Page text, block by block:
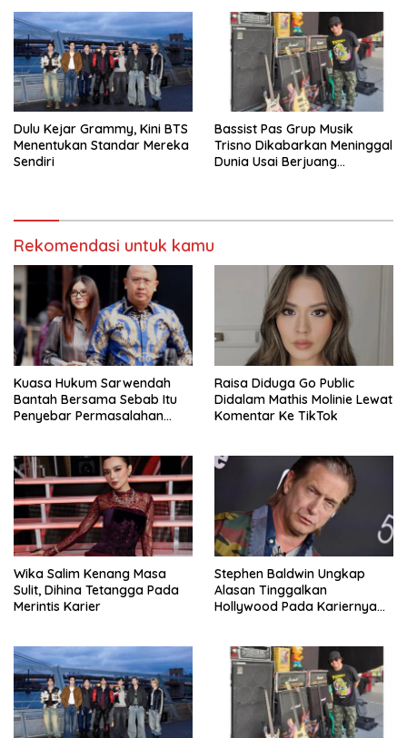
Dulu Kejar Grammy, Kini BTS
Menentukan Standar Mereka
Sendiri
Bassist Pas Grup Musik
Trisno Dikabarkan Meninggal
Dunia Usai Berjuang
Rekomendasi untuk kamu
Kuasa Hukum Sarwendah
Bantah Bersama Sebab Itu
Penyebar Permasalahan
Raisa Diduga Go Public
Didalam Mathis Molinie Lewat
Komentar Ke TikTok
Wika Salim Kenang Masa
Sulit, Dihina Tetangga Pada
Merintis Karier
Stephen Baldwin Ungkap
Alasan Tinggalkan
Hollywood Pada Kariernya